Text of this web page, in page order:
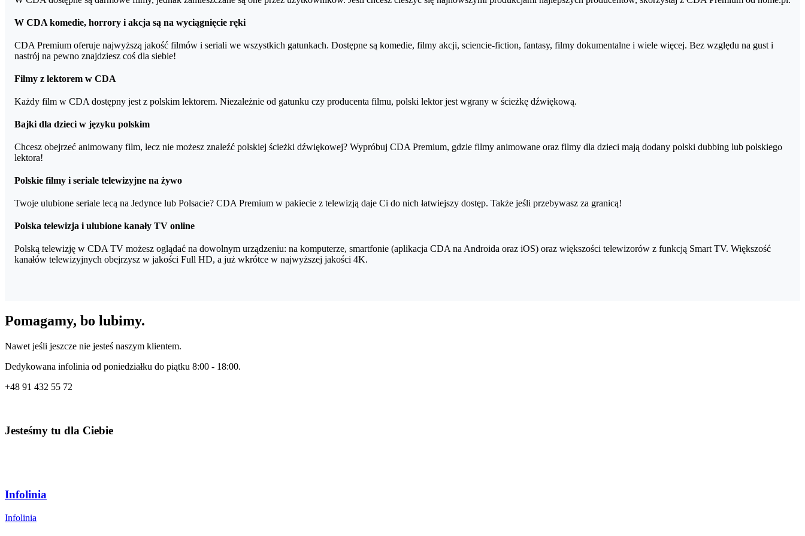
Telewizory PHILIPS roczniki 2015*, 2016, 2017, 2018, 2019, 2020, 2021+
Telewizory TOSHIBA roczniki 2017, 2018, 2019, 2020, 2021+
Telewizory PANASONIC roczniki 2017, 2018, 2019, 2020, 2021+
Telewizory SAMSUNG roczniki 2015, 2016, 2017, 2018, 2019, 2020, 2021 (już wkrótce kolejne!)
Odtwarzacze multimedialne Xiaomi Mi TV Box oraz podobne z Android TV
Konsole XBOX ONE
W CDA komedie, horrory i akcja są na wyciągnięcie ręki
CDA Premium oferuje najwyższą jakość filmów i seriali we wszystkich gatunkach. Dostępne są komedie, filmy akcji, sciencie-fiction, fantasy, filmy dokumentalne i wiele więcej. Bez względu na gust i
nastrój na pewno znajdziesz coś dla siebie!
Filmy z lektorem w CDA
Każdy film w CDA dostępny jest z polskim lektorem. Niezależnie od gatunku czy producenta filmu, polski lektor jest wgrany w ścieżkę dźwiękową.
Bajki dla dzieci w języku polskim
Chcesz obejrzeć animowany film, lecz nie możesz znaleźć polskiej ścieżki dźwiękowej? Wypróbuj CDA Premium, gdzie filmy animowane oraz filmy dla dzieci mają dodany polski dubbing lub polskiego
lektora!
Polskie filmy i seriale telewizyjne na żywo
Twoje ulubione seriale lecą na Jedynce lub Polsacie? CDA Premium w pakiecie z telewizją daje Ci do nich łatwiejszy dostęp. Także jeśli przebywasz za granicą!
Polska telewizja i ulubione kanały TV online
Polską telewizję w CDA TV możesz oglądać na dowolnym urządzeniu: na komputerze, smartfonie (aplikacja CDA na Androida oraz iOS) oraz większości telewizorów z funkcją Smart TV. Większość
kanałów telewizyjnych obejrzysz w jakości Full HD, a już wkrótce w najwyższej jakości 4K.
Pomagamy, bo lubimy.
Nawet jeśli jeszcze nie jesteś naszym klientem.
Dedykowana infolinia od poniedziałku do piątku 8:00 - 18:00.
+48 91 432 55 72
Jesteśmy tu dla Ciebie
Infolinia
Infolinia